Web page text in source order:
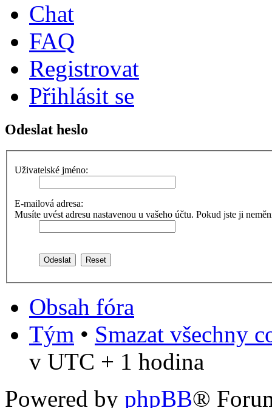
Chat
FAQ
Registrovat
Přihlásit se
Odeslat heslo
Uživatelské jméno:
E-mailová adresa:
Musíte uvést adresu nastavenou u vašeho účtu. Pokud jste ji
Obsah fóra
Tým • Smazat všechny
v UTC + 1 hodina
Powered by phpBB®